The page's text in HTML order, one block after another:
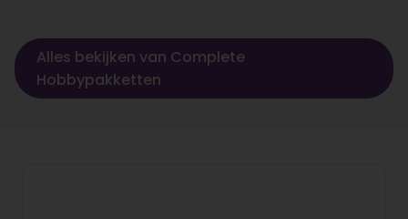
Alles bekijken van Complete
Hobbypakketten